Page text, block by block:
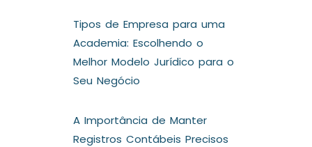
Tipos de Empresa para uma
Academia: Escolhendo o
Melhor Modelo Jurídico para o
Seu Negócio
A Importância de Manter
Registros Contábeis Precisos